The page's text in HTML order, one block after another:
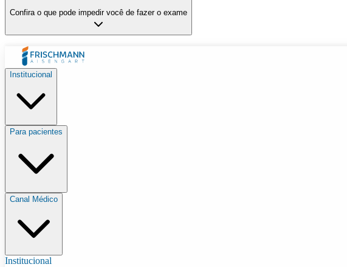
Confira o que pode impedir você de fazer o exame
Institucional
Para pacientes
Canal Médico
Institucional